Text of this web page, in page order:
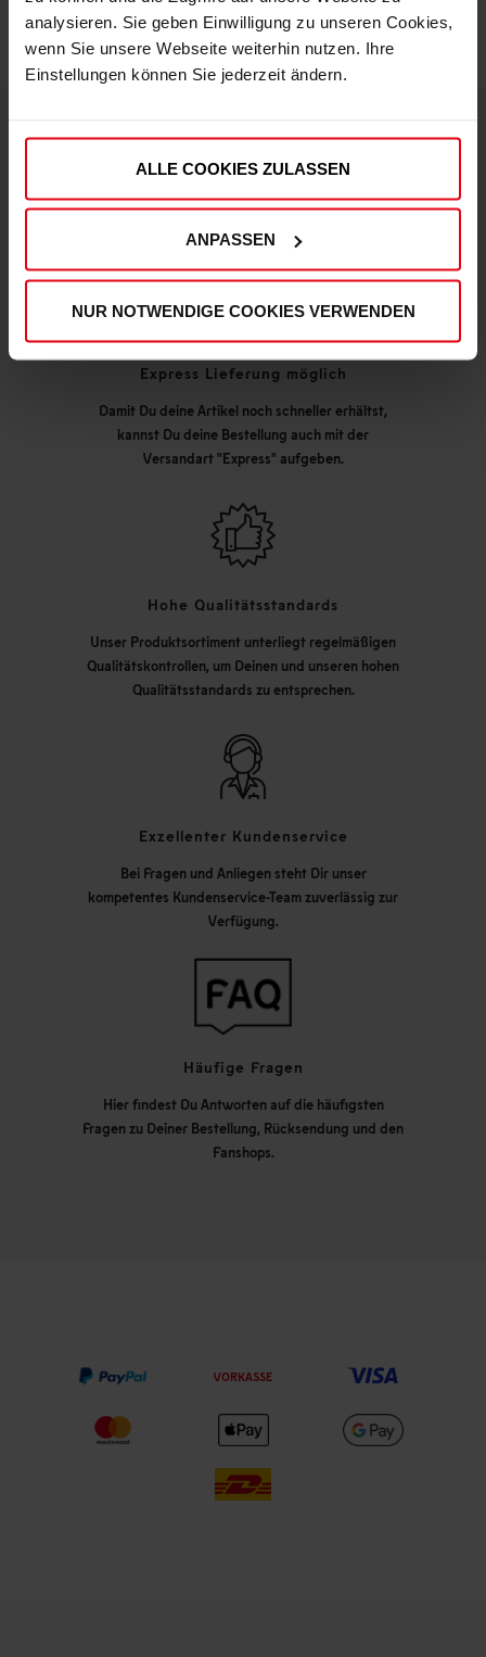
analysieren. Sie geben Einwilligung zu unseren Cookies,
wenn Sie unsere Webseite weiterhin nutzen. Ihre
Einstellungen können Sie jederzeit ändern.
ALLE COOKIES ZULASSEN
ANPASSEN
NUR NOTWENDIGE COOKIES VERWENDEN
DEINE VORTEILE IN UNSEREM SHOP
Express Lieferung möglich
Damit Du deine Artikel noch schneller erhältst,
kannst Du deine Bestellung auch mit der
Versandart "Express" aufgeben.
Hohe Qualitätsstandards
Unser Produktsortiment unterliegt regelmäßigen
Qualitätskontrollen, um Deinen und unseren hohen
Qualitätsstandards zu entsprechen.
Exzellenter Kundenservice
Bei Fragen und Anliegen steht Dir unser
kompetentes Kundenservice-Team zuverlässig zur
Verfügung.
Häufige Fragen
Hier findest Du Antworten auf die häufigsten
Fragen zu Deiner Bestellung, Rücksendung und den
Fanshops.
VORKASSE